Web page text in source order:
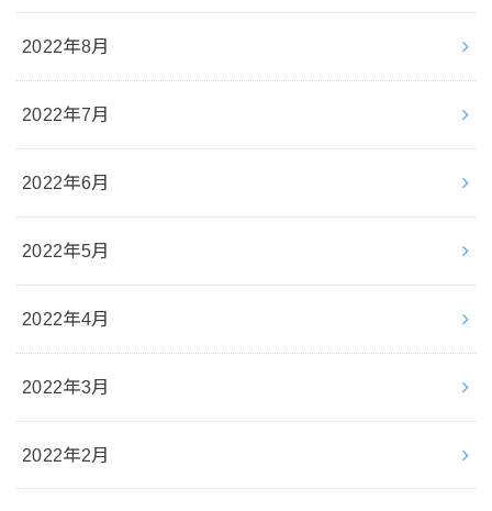
2022年8月
2022年7月
2022年6月
2022年5月
2022年4月
2022年3月
2022年2月